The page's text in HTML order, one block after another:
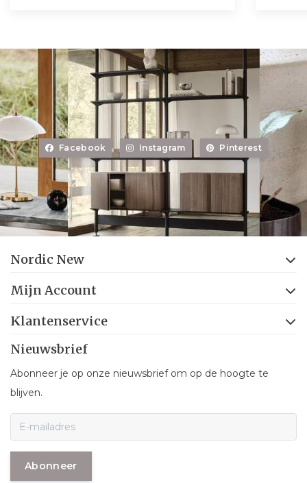
Facebook Instagram Pinterest
Nordic New
Mijn Account
Klantenservice
Nieuwsbrief
Abonneer je op onze nieuwsbrief om op de hoogte te
blijven.
Abonneer